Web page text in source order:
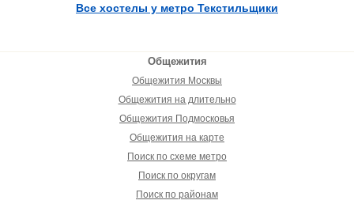
Все хостелы у метро Текстильщики
Общежития
Общежития Москвы
Общежития на длительно
Общежития Подмосковья
Общежития на карте
Поиск по схеме метро
Поиск по округам
Поиск по районам